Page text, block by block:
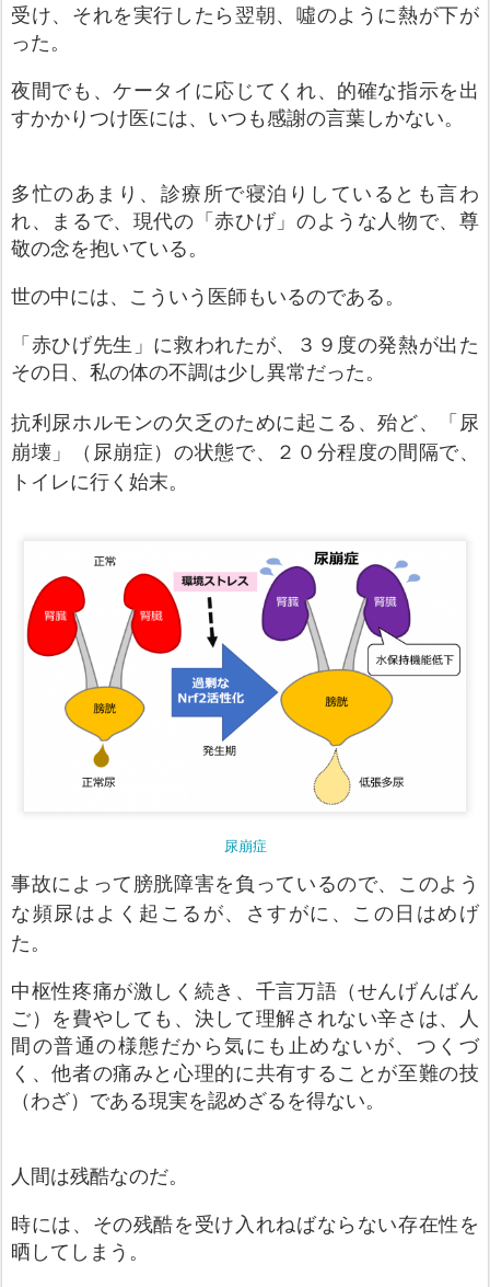
受け、それを実行したら翌朝、噓のように熱が下が
った。
夜間でも、ケータイに応じてくれ、的確な指示を出
すかかりつけ医には、いつも感謝の言葉しかない。
多忙のあまり、診療所で寝泊りしているとも言わ
れ、まるで、現代の 「赤ひげ」 のような人物で、尊
敬の念を抱いている。
世の中には、こういう医師もいるのである。
「赤ひげ先生」に救われたが、３９度の発熱が出た
その日、私の体の不調は少し異常だった。
抗利尿ホルモンの欠乏のために起こる、殆ど、「尿
崩壊」（尿崩症）の状態で、２０分程度の間隔で、
トイレに行く始末。
尿崩症
事故によって膀胱障害を負っているので、 このよう
な頻尿はよく起こるが、さすがに、この日はめげ
た。
中枢性疼痛が激しく続き、千言万語（せんげんばん
ご）を費やしても、決して理解されない辛さは、人
間の普通の様態だから気にも止めないが、つくづ
く、他者の痛みと心理的に共有することが至難の技
（わざ）である現実を認めざるを得ない。
人間は残酷なのだ。
時には、その残酷を受け入れねばならない存在性を
晒してしまう。